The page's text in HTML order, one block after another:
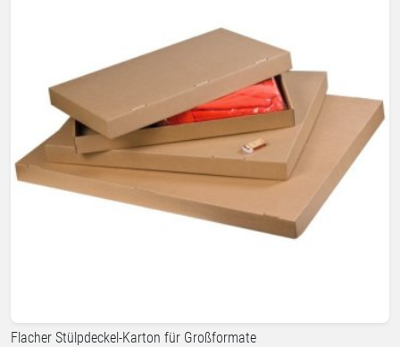
Flacher Stülpdeckel-Karton für Großformate